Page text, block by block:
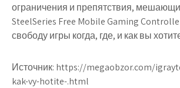
ограничения и препятствия,
SteelSeries Free Mobile Gaming
свободу игры когда, где, и как вы
Источник: https://megaobzor.com/
kak-vy-hotite-.html